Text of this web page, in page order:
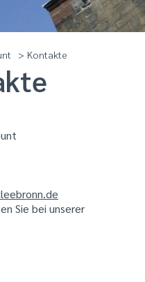
> Kontakte
Sie bei unserer